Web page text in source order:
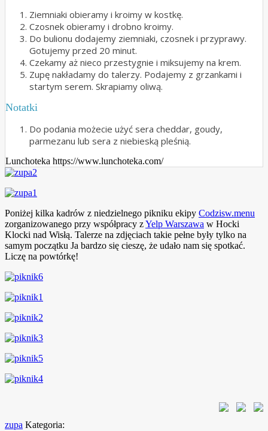
Ziemniaki obieramy i kroimy w kostkę.
Czosnek obieramy i drobno kroimy.
Do bulionu dodajemy ziemniaki, czosnek i przyprawy.
Gotujemy przed 20 minut.
Czekamy aż nieco przestygnie i miksujemy na krem.
Zupę nakładamy do talerzy. Podajemy z grzankami i
startym serem. Skrapiamy oliwą.
Notatki
Do podania możecie użyć sera cheddar, goudy,
parmezanu lub sera z niebieską pleśnią.
Lunchoteka https://www.lunchoteka.com/
Poniżej kilka kadrów z niedzielnego pikniku ekipy Codzisw.menu
zorganizowanego przy współpracy zYelp Warszawa w Hocki
Klocki nad Wisłą. Talerze na zdjęciach takie pełne były tylko na
samym początku Ja bardzo się cieszę, że udało nam się spotkać.
Liczę na powtórkę!
zupa Kategoria: